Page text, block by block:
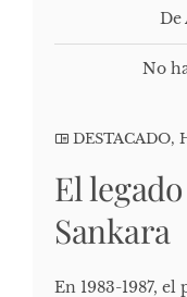
De
No
DESTACADO,
El
Sankara
En 1983-1987,